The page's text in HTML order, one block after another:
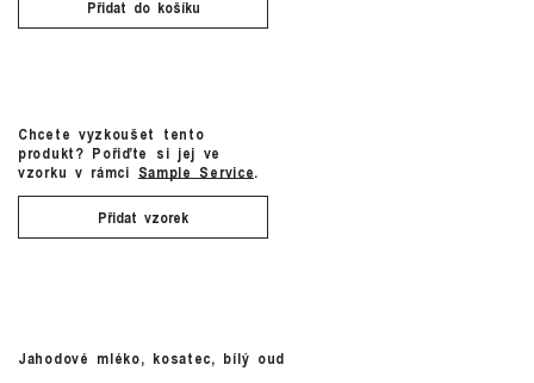
Přidat do košíku
Chcete vyzkoušet tento
produkt? Pořiďte si jej ve
vzorku v rámci Sample Service.
Přidat vzorek
Jahodové mléko, kosatec, bílý oud